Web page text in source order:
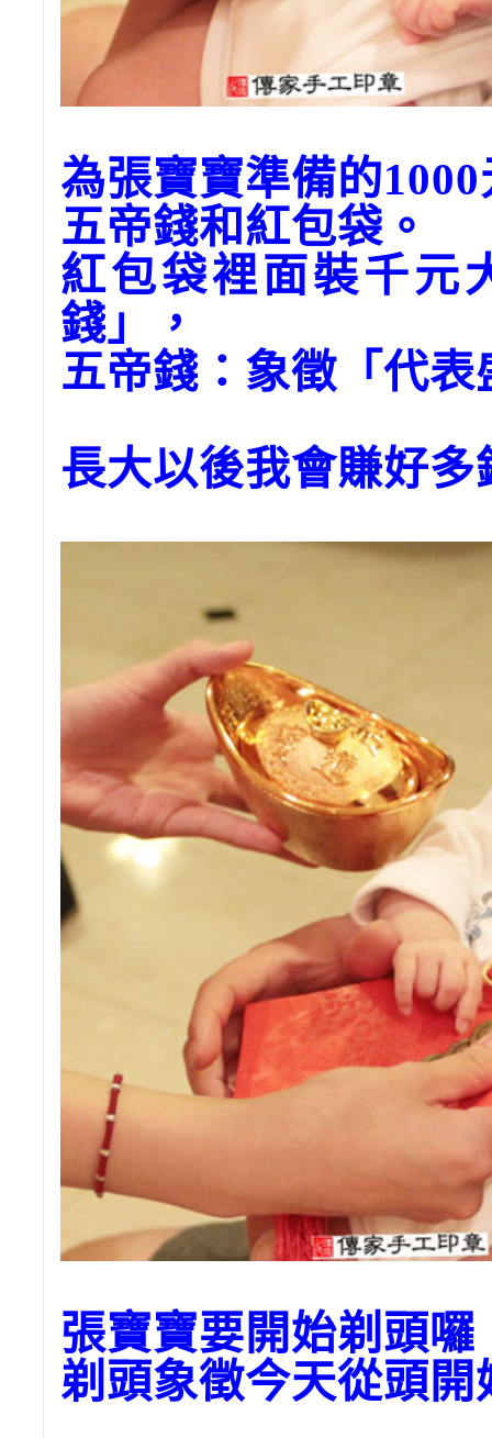
為張寶寶準備的
五帝錢和紅包袋。
紅包袋裡面裝千元
錢」，
五帝錢：象徵「代
長大以後我會賺好
張寶寶要開始剃頭
剃頭象徵今天從頭